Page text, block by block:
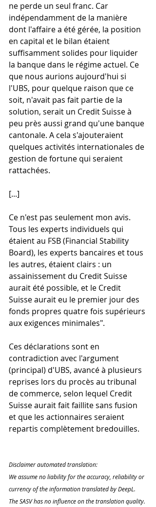
ne perde un seul franc. Car
indépendamment de la manière
dont l'affaire a été gérée, la position
en capital et le bilan étaient
suffisamment solides pour liquider
la banque dans le régime actuel. Ce
que nous aurions aujourd'hui si
l'UBS, pour quelque raison que ce
soit, n'avait pas fait partie de la
solution, serait un Credit Suisse à
peu près aussi grand qu'une banque
cantonale. A cela s'ajouteraient
quelques activités internationales de
gestion de fortune qui seraient
rattachées.
[...]
Ce n'est pas seulement mon avis.
Tous les experts individuels qui
étaient au FSB (Financial Stability
Board), les experts bancaires et tous
les autres, étaient clairs : un
assainissement du Credit Suisse
aurait été possible, et le Credit
Suisse aurait eu le premier jour des
fonds propres quatre fois supérieurs
aux exigences minimales".
Ces déclarations sont en
contradiction avec l'argument
(principal) d'UBS, avancé à plusieurs
reprises lors du procès au tribunal
de commerce, selon lequel Credit
Suisse aurait fait faillite sans fusion
et que les actionnaires seraient
repartis complètement bredouilles.
Disclaimer automated translation:
We assume no liability for the accuracy, reliability or
currency of the information translated by DeepL.
The SASV has no influence on the translation quality.